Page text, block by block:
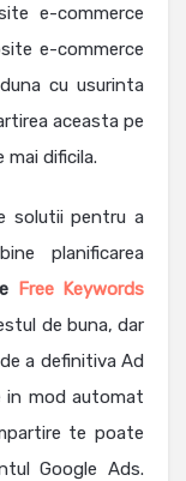
e-commerce
e-commerce
cu usurinta
aceasta pe
mai dificila.
solutii pentru a
planificarea
Free Keywords
de buna, dar
a definitiva Ad
in mod automat
te poate
Google Ads.